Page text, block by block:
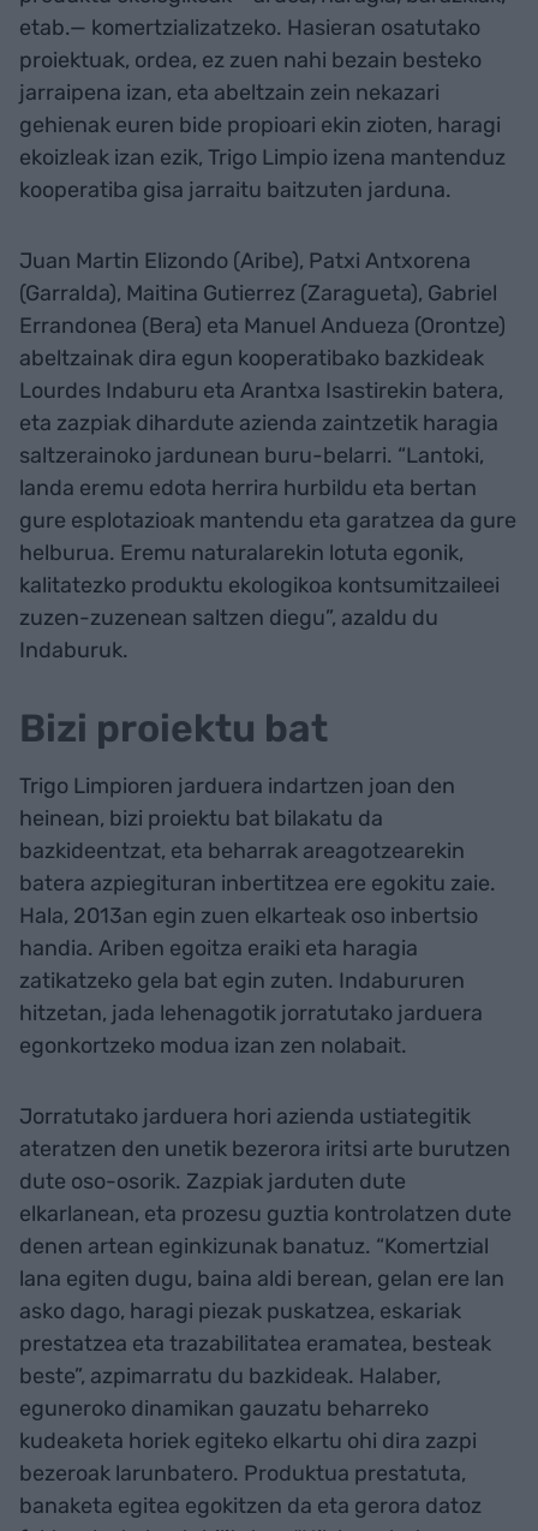
etab.— komertzializatzeko. Hasieran osatutako
proiektuak, ordea, ez zuen nahi bezain besteko
jarraipena izan, eta abeltzain zein nekazari
gehienak euren bide propioari ekin zioten, haragi
ekoizleak izan ezik, Trigo Limpio izena mantenduz
kooperatiba gisa jarraitu baitzuten jarduna.
Juan Martin Elizondo (Aribe), Patxi Antxorena
(Garralda), Maitina Gutierrez (Zaragueta), Gabriel
Errandonea (Bera) eta Manuel Andueza (Orontze)
abeltzainak dira egun kooperatibako bazkideak
Lourdes Indaburu eta Arantxa Isastirekin batera,
eta zazpiak dihardute azienda zaintzetik haragia
saltzerainoko jardunean buru-belarri. “Lantoki,
landa eremu edota herrira hurbildu eta bertan
gure esplotazioak mantendu eta garatzea da gure
helburua. Eremu naturalarekin lotuta egonik,
kalitatezko produktu ekologikoa kontsumitzaileei
zuzen-zuzenean saltzen diegu”, azaldu du
Indaburuk.
Bizi proiektu bat
Trigo Limpioren jarduera indartzen joan den
heinean, bizi proiektu bat bilakatu da
bazkideentzat, eta beharrak areagotzearekin
batera azpiegituran inbertitzea ere egokitu zaie.
Hala, 2013an egin zuen elkarteak oso inbertsio
handia. Ariben egoitza eraiki eta haragia
zatikatzeko gela bat egin zuten. Indabururen
hitzetan, jada lehenagotik jorratutako jarduera
egonkortzeko modua izan zen nolabait.
Jorratutako jarduera hori azienda ustiategitik
ateratzen den unetik bezerora iritsi arte burutzen
dute oso-osorik. Zazpiak jarduten dute
elkarlanean, eta prozesu guztia kontrolatzen dute
denen artean eginkizunak banatuz. “Komertzial
lana egiten dugu, baina aldi berean, gelan ere lan
asko dago, haragi piezak puskatzea, eskariak
prestatzea eta trazabilitatea eramatea, besteak
beste”, azpimarratu du bazkideak. Halaber,
eguneroko dinamikan gauzatu beharreko
kudeaketa horiek egiteko elkartu ohi dira zazpi
bezeroak larunbatero. Produktua prestatuta,
banaketa egitea egokitzen da eta gerora datoz